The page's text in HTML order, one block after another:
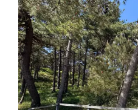
Texel
Wetter
Kontakt